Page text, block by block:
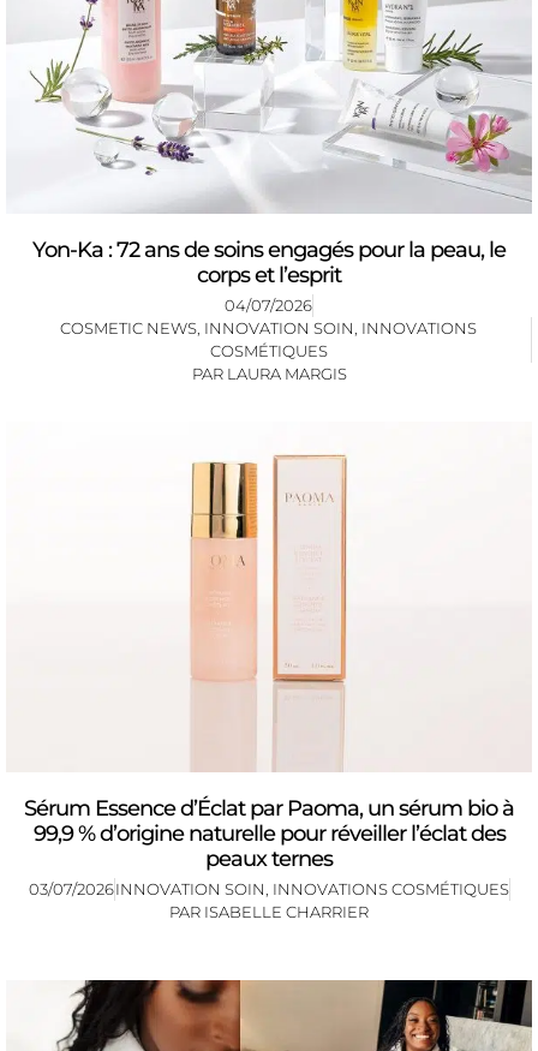
Yon-Ka : 72 ans de soins engagés pour la peau, le
corps et l’esprit
04/07/2026
COSMETIC NEWS INNOVATION SOIN INNOVATIONS
COSMÉTIQUES
PAR LAURA MARGIS
Sérum Essence d’Éclat par Paoma, un sérum bio à
99,9 % d’origine naturelle pour réveiller l’éclat des
peaux ternes
03/07/2026INNOVATION SOIN INNOVATIONS COSMÉTIQUES
PAR ISABELLE CHARRIER